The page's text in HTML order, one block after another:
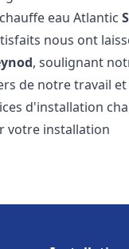
eau Atlantic
nous ont
, soulignant
de notre travail
d'installation
votre installation